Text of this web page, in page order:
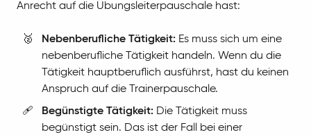
Anrecht auf die Übungsleiterpauschale hast:
🥈 Nebenberufliche Tätigkeit: Es muss sich um eine
nebenberufliche Tätigkeit handeln. Wenn du die
Tätigkeit hauptberuflich ausführst, hast du keinen
Anspruch auf die Trainerpauschale.
🩹
Begünstigte Tätigkeit: Die Tätigkeit muss
begünstigt sein. Das ist der Fall bei einer